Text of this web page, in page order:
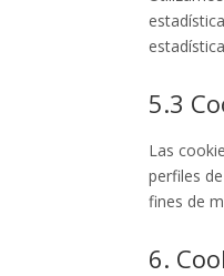
5.3
Las
perfiles
fines de
6.